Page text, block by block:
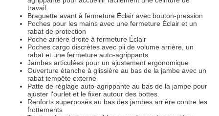
travail.
Braguette avant à fermeture Éclair avec bouton-pression
Poches pour les mains avec une fermeture Éclair et un
rabat de protection
Poche arrière droite à fermeture Éclair
Poches cargo discrètes avec pli de volume arrière, un
rabat et une fermeture auto-agrippants
Jambes articulées pour un ajustement ergonomique
Ouverture étanche à glissière au bas de la jambe avec un
rabat tempête externe
Patte de réglage auto-agrippante au bas de la jambe pour
ajuster l'ourlet et le fixer autour des bottes.
Renforts superposés au bas des jambes arrière contre les
frottements